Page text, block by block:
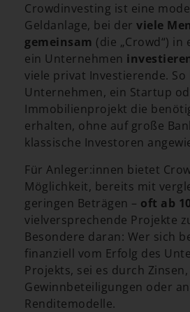
Crowdinvesting ist eine
Geldanlage, bei der viele
gemeinsam (die „Crowd“)
ein Unternehmen
viele privat Investierende. So
Unternehmen, ein Startup
Immobilienprojekt die
erhalten, ohne auf große
klassische Investoren
Für Anleger:innen bietet
Möglichkeit, bereits mit
geringen Beträgen – oft ab
vielversprechende Projekte
Besondere daran: Wer sich
finanziell vom Erfolg des
Projekts, sei es durch Zinsen,
Gewinnbeteiligungen oder
Renditemodelle.